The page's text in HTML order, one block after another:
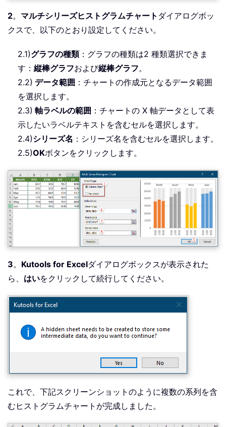
2。 マルチシリーズヒストグラムチャート ダイアログボッ
クスで、以下のとおり設定してください。
2.1)グラフの種類：グラフの種類は2 種類選択できま
す： 縦棒グラフおよび縦棒グラフ。
2.2) データ範囲 ：チャートの作成元となるデータ範囲
を選択します。
2.3) 軸ラベルの範囲 ：チャートの X 軸データとして表
示したいラベルテキストを含むセルを選択します。
2.4)シリーズ名 ：シリーズ名を含むセルを選択します。
2.5)OKボタンをクリックします。
3。 Kutools for Excelダイアログボックスが表示された
ら、 はいをクリックして続行してください。
これで、下記スクリーンショットのように複数の系列を含
むヒストグラムチャートが完成しました。